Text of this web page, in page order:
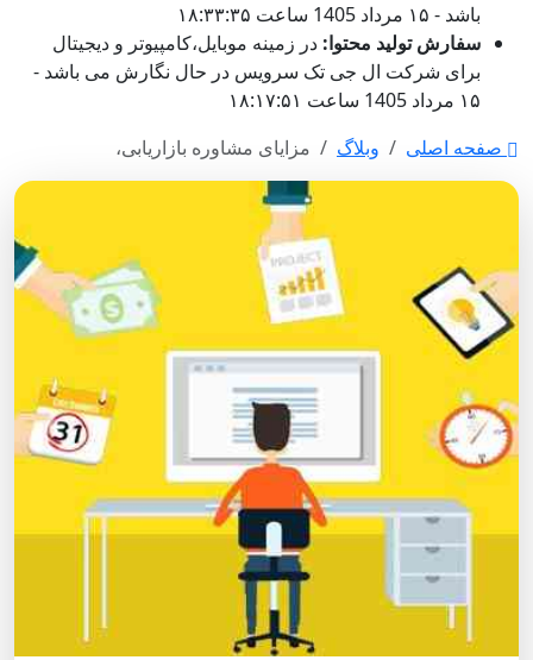
باشد - ۱۵ مرداد 1405 ساعت ۱۸:۳۳:۳۵
سفارش تولید محتوا: در زمینه موبایل،کامپیوتر و دیجیتال
برای شرکت ال جی تک سرویس در حال نگارش می باشد -
۱۵ مرداد 1405 ساعت ۱۸:۱۷:۵۱
صفحه اصلی
وبلاگ مزایای مشاوره بازاریابی،